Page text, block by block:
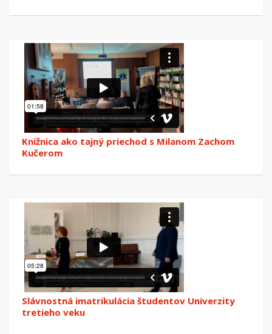
Knižnica ako tajný priechod s Milanom Zachom
Kučerom
Slávnostná imatrikulácia študentov Univerzity
tretieho veku